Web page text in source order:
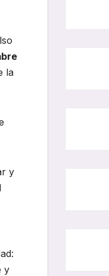
la
y
y